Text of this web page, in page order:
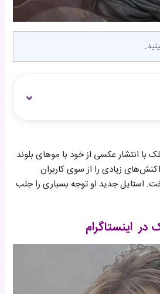
کجاست؟
با انتشار عکسی از خود با موهای بلوند
زیادی را از سوی کاربران
استایل جدید او توجه بسیاری را جلب
اینستاگرام